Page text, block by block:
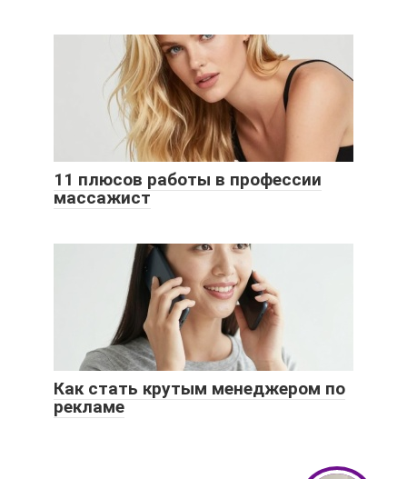
11 плюсов работы в профессии
массажист
Как стать крутым менеджером по
рекламе